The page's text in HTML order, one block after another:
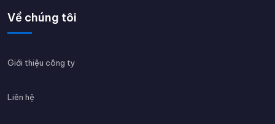
Về chúng tôi
Giới thiệu công ty
Liên hệ